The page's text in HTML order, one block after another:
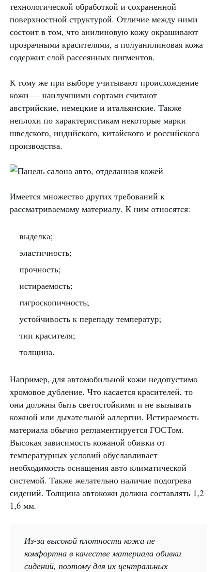
технологической обработкой и сохраненной
поверхностной структурой. Отличие между ними
состоит в том, что анилиновую кожу окрашивают
прозрачными красителями, а полуанилиновая кожа
содержит слой рассеянных пигментов.
К тому же при выборе учитывают происхождение
кожи — наилучшими сортами считают
австрийские, немецкие и итальянские. Также
неплохи по характеристикам некоторые марки
шведского, индийского, китайского и российского
производства.
Имеется множество других требований к
рассматриваемому материалу. К ним относятся:
выделка;
эластичность;
прочность;
истираемость;
гигроскопичность;
устойчивость к перепаду температур;
тип красителя;
толщина.
Например, для автомобильной кожи недопустимо
хромовое дубление. Что касается красителей, то
они должны быть светостойкими и не вызывать
кожной или дыхательной аллергии. Истираемость
материала обычно регламентируется ГОСТом.
Высокая зависимость кожаной обивки от
температурных условий обуславливает
необходимость оснащения авто климатической
системой. Также желательно наличие подогрева
сидений. Толщина автокожи должна составлять 1,2-
1,6 мм.
Из-за высокой плотности кожа не
комфортна в качестве материала обивки
сидений, поэтому для их центральных